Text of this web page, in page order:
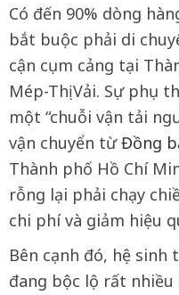
Có đến 90% dòng
bắt buộc phải di
cận cụm cảng tại
Mép-Thị Vải. Sự phụ
một “chuỗi vận tải
vận chuyển từĐồng
Thành phố Hồ Chí
rỗng lại phải chạy
chi phí và giảm hiệu
Bên cạnh đó, hệ
đang bộc lộ rất